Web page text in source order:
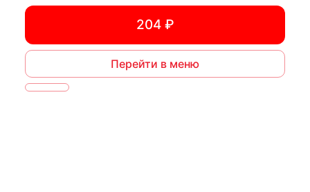
204 ₽
Перейти в меню